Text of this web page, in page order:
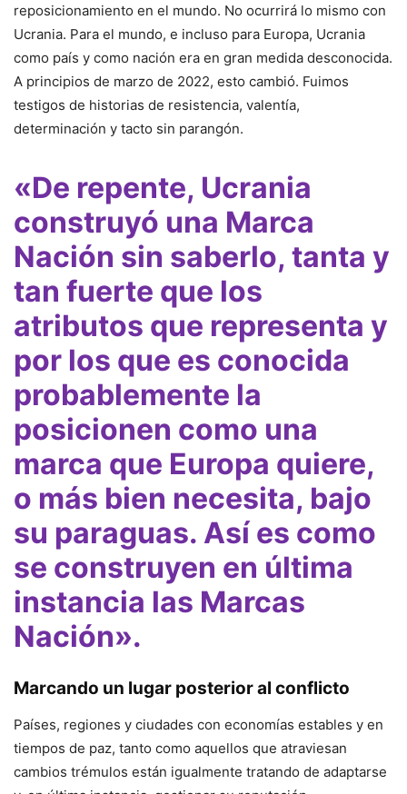
reposicionamiento en el mundo. No ocurrirá lo mismo con
Ucrania. Para el mundo, e incluso para Europa, Ucrania
como país y como nación era en gran medida desconocida.
A principios de marzo de 2022, esto cambió. Fuimos
testigos de historias de resistencia, valentía,
determinación y tacto sin parangón.
«De repente, Ucrania
construyó una Marca
Nación sin saberlo, tanta y
tan fuerte que los
atributos que representa y
por los que es conocida
probablemente la
posicionen como una
marca que Europa quiere,
o más bien necesita, bajo
su paraguas. Así es como
se construyen en última
instancia las Marcas
Nación».
Marcando un lugar posterior al conflicto
Países, regiones y ciudades con economías estables y en
tiempos de paz, tanto como aquellos que atraviesan
cambios trémulos están igualmente tratando de adaptarse